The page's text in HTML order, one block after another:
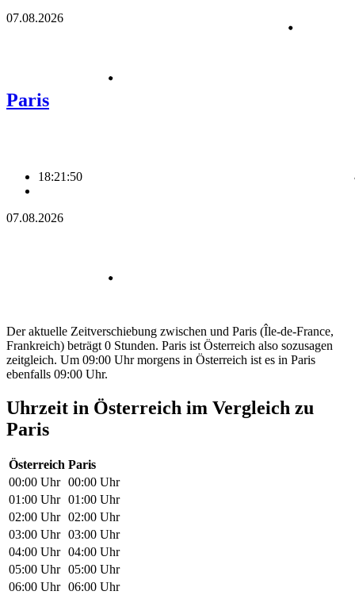
07.08.2026
Paris
18:21:50
07.08.2026
Der aktuelle Zeitverschiebung zwischen und Paris (Île-de-France,
Frankreich) beträgt 0 Stunden. Paris ist Österreich also sozusagen
zeitgleich. Um 09:00 Uhr morgens in Österreich ist es in Paris
ebenfalls 09:00 Uhr.
Uhrzeit in Österreich im Vergleich zu
Paris
Österreich Paris
00:00 Uhr 00:00 Uhr
01:00 Uhr 01:00 Uhr
02:00 Uhr 02:00 Uhr
03:00 Uhr 03:00 Uhr
04:00 Uhr 04:00 Uhr
05:00 Uhr 05:00 Uhr
06:00 Uhr 06:00 Uhr